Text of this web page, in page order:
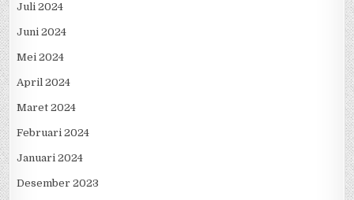
Juli 2024
Juni 2024
Mei 2024
April 2024
Maret 2024
Februari 2024
Januari 2024
Desember 2023